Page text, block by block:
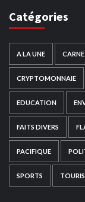
Catégories
A LA UNE
CRYPTOMONNAIE
EDUCATION
FAITS DIVERS
PACIFIQUE
SPORTS